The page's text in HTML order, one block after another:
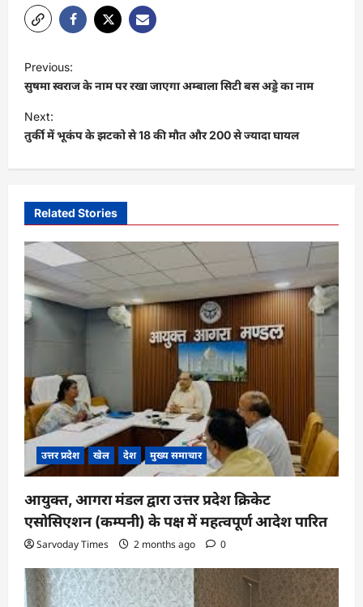
o
s
t
v
g
a
t
n
Previous:
सुषमा स्वराज के नाम पर रखा जाएगा अम्बाला सिटी बस अड्डे का नाम
Next:
तुर्की में भूकंप के झटको से 18 की मौत और 200 से ज्यादा घायल
Related Stories
उत्तर प्रदेश खेल देश मुख्य समाचार
आयुक्त, आगरा मंडल द्वारा उत्तर प्रदेश क्रिकेट
एसोसिएशन (कम्पनी) के पक्ष में महत्वपूर्ण आदेश पारित
Sarvoday Times 2 months ago 0